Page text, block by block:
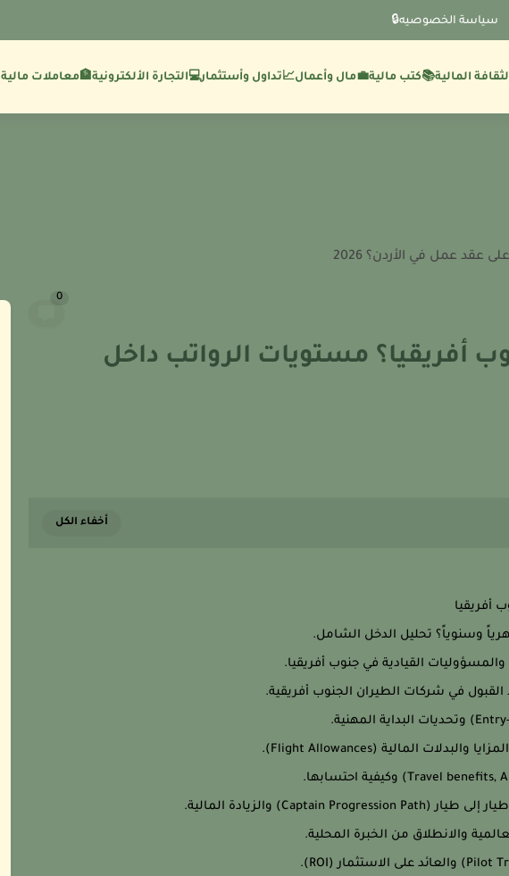
سياسة الخصوصيه🔒
المالية📚كتب مالية💼مال وأعمال📈تداول وأستثمار💻التجارة الألكترونية🏦معاملات مالية
عقد عمل في الأردن؟ 2026
0
أفريقيا؟ مستويات الرواتب داخل
أفريقيا